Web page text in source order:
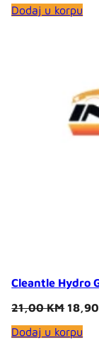
was:
Dodaj u korpu
Cleantle Hydro
21,00KM
was:
18,90
Dodaj u korpu